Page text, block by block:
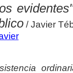
/ Javier